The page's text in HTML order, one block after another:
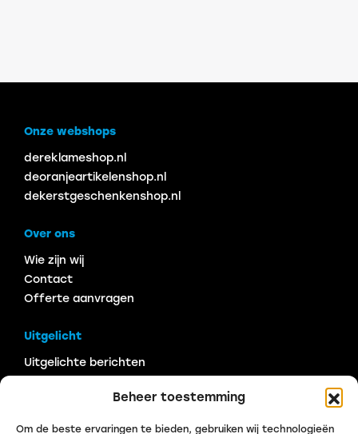
Beheer toestemming
Om de beste ervaringen te bieden, gebruiken wij technologieën
Onze webshops
dereklameshop.nl
deoranjeartikelenshop.nl
dekerstgeschenkenshop.nl
Over ons
Wie zijn wij
Contact
Offerte aanvragen
Uitgelicht
Uitgelichte berichten
Veelgestelde vragen